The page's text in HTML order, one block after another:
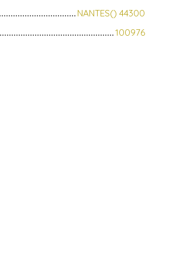
NANTES() 44300
100976